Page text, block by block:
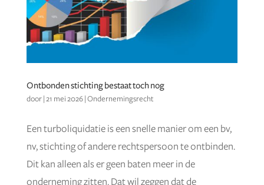
Ontbonden stichting bestaat toch nog
door 21 mei 2026| Ondernemingsrecht
Een turboliquidatie is een snelle manier om een bv,
nv, stichting of andere rechtspersoon te ontbinden.
Dit kan alleen als er geen baten meer in de
onderneming zitten. Dat wil zeggen dat de